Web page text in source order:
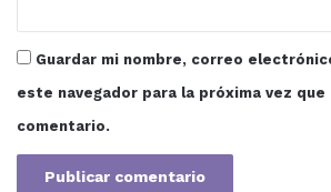
Guardar mi nombre, correo
este navegador para la próxima vez que
comentario.